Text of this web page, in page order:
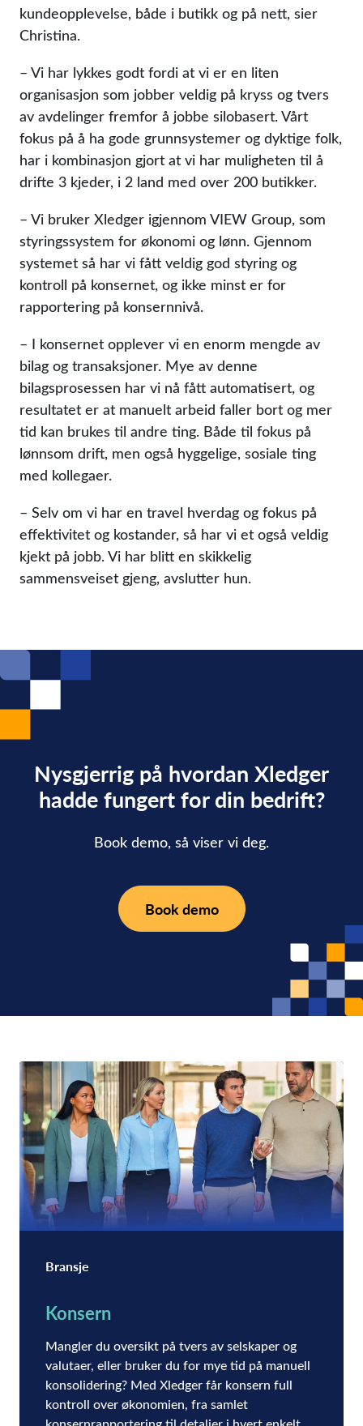
kundeopplevelse, både i butikk og på nett, sier
Christina.
– Vi har lykkes godt fordi at vi er en liten
organisasjon som jobber veldig på kryss og tvers
av avdelinger fremfor å jobbe silobasert. Vårt
fokus på å ha gode grunnsystemer og dyktige folk,
har i kombinasjon gjort at vi har muligheten til å
drifte 3 kjeder, i 2 land med over 200 butikker.
– Vi bruker Xledger igjennom VIEW Group, som
styringssystem for økonomi og lønn. Gjennom
systemet så har vi fått veldig god styring og
kontroll på konsernet, og ikke minst er for
rapportering på konsernnivå.
– I konsernet opplever vi en enorm mengde av
bilag og transaksjoner. Mye av denne
bilagsprosessen har vi nå fått automatisert, og
resultatet er at manuelt arbeid faller bort og mer
tid kan brukes til andre ting. Både til fokus på
lønnsom drift, men også hyggelige, sosiale ting
med kollegaer.
– Selv om vi har en travel hverdag og fokus på
effektivitet og kostander, så har vi et også veldig
kjekt på jobb. Vi har blitt en skikkelig
sammensveiset gjeng, avslutter hun.
Nysgjerrig på hvordan Xledger
hadde fungert for din bedrift?
Book demo, så viser vi deg.
Book demo
Bransje
Konsern
Mangler du oversikt på tvers av selskaper og
valutaer, eller bruker du for mye tid på manuell
konsolidering? Med Xledger får konsern full
kontroll over økonomien, fra samlet